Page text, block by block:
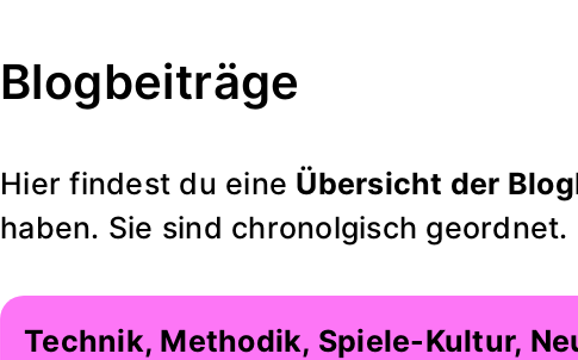
Blogbeiträge
Hier findest du eine Übersicht der
haben. Sie sind chronolgisch geordnet.
Technik, Methodik, Spiele-Kultur,